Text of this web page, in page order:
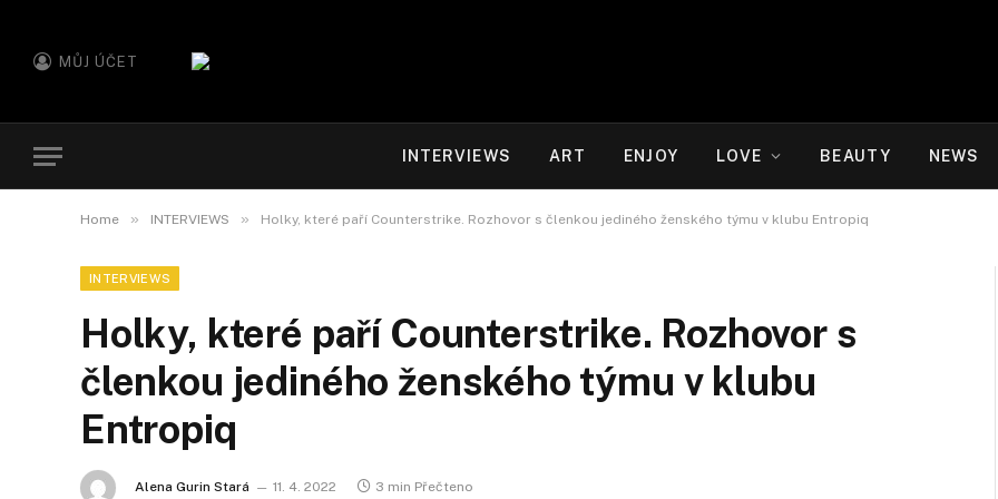
MŮJ ÚČET
INTERVIEWS ART ENJOY LOVE BEAUTY NEWS
Home » INTERVIEWS » Holky, které paří Counterstrike. Rozhovor s členkou jediného ženského týmu v klubu Entropiq
INTERVIEWS
Holky, které paří Counterstrike. Rozhovor s
členkou jediného ženského týmu v klubu
Entropiq
Alena Gurin Stará 11. 4. 2022 3 min Přečteno